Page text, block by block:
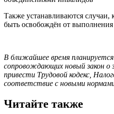
Также устанавливаются случаи,
быть освобождён от
В ближайшее время планируется
сопровождающих новый закон
привести Трудовой кодекс,
соответствие с новыми
Читайте также